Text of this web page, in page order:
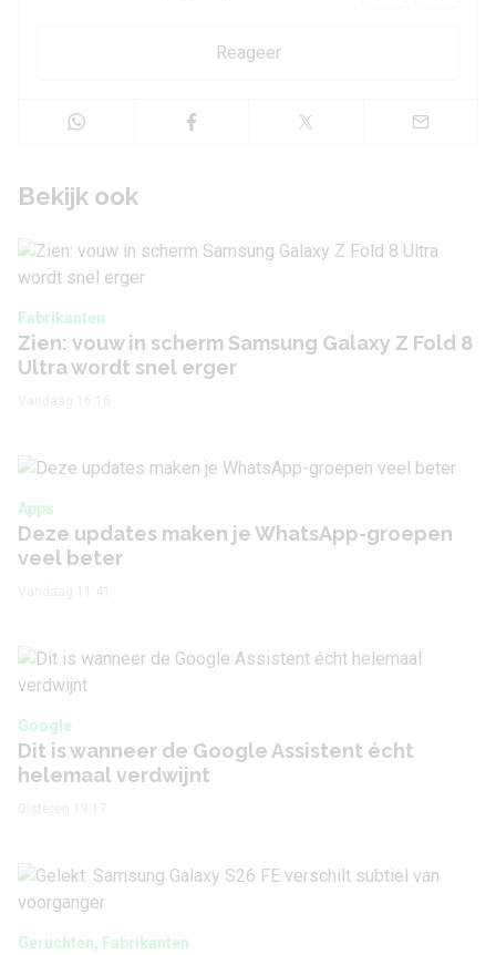
Reageer
Bekijk ook
Fabrikanten
Zien: vouw in scherm Samsung Galaxy Z Fold 8
Ultra wordt snel erger
Apps
Deze updates maken je WhatsApp-groepen
veel beter
Google
Dit is wanneer de Google Assistent écht
helemaal verdwijnt
Geruchten, Fabrikanten